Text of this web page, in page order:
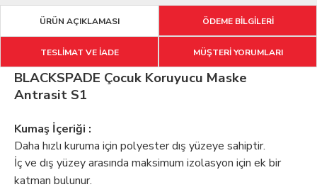
ÜRÜN AÇIKLAMASI ÖDEME BİLGİLERİ
TESLİMAT VE İADE MÜŞTERİ YORUMLARI
BLACKSPADE Çocuk Koruyucu Maske
Antrasit S1
Kumaş İçeriği :
Daha hızlı kuruma için polyester dış yüzeye sahiptir.
İç ve dış yüzey arasında maksimum izolasyon için ek bir
katman bulunur.